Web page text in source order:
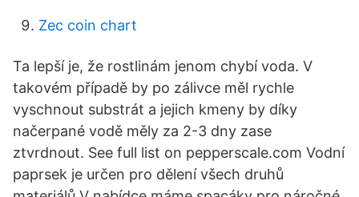
Zec coin chart
Ta lepší je, že rostlinám jenom chybí voda. V
takovém případě by po zálivce měl rychle
vyschnout substrát a jejich kmeny by díky
načerpané vodě měly za 2-3 dny zase
ztvrdnout. See full list on pepperscale.com Vodní
paprsek je určen pro dělení všech druhů